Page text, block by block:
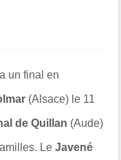
un final en
(Alsace) le 11
de Quillan (Aude)
LeJavené